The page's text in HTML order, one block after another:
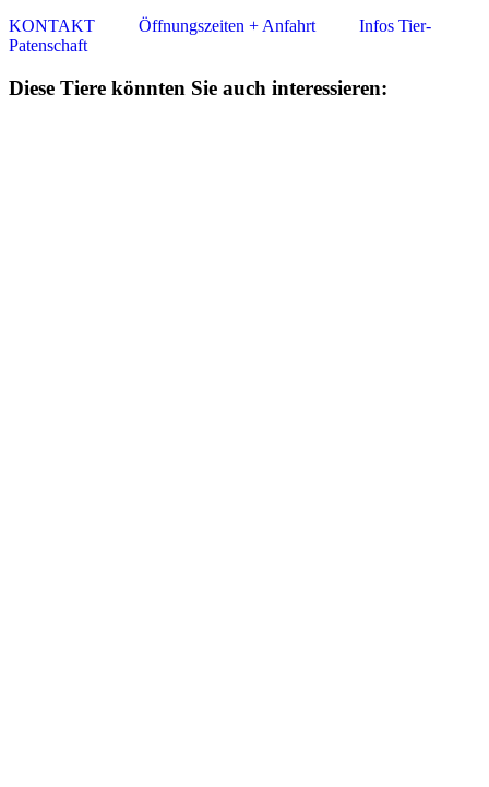
KONTAKT
Öffnungszeiten + Anfahrt
Infos Tier-
Patenschaft
Diese Tiere könnten Sie auch interessieren: